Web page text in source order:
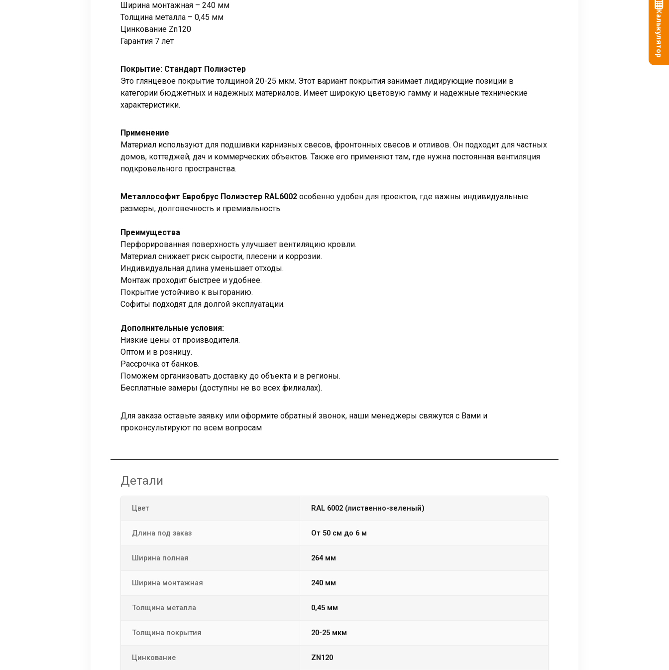
Ширина монтажная – 240 мм
Толщина металла – 0,45 мм
Цинкование Zn120
Гарантия 7 лет
Покрытие: Стандарт Полиэстер
Это глянцевое покрытие толщиной 20-25 мкм. Этот вариант покрытия занимает лидирующие позиции в
категории бюджетных и надежных материалов. Имеет широкую цветовую гамму и надежные технические
характеристики.
Применение
Материал используют для подшивки карнизных свесов, фронтонных свесов и отливов. Он подходит для частных
домов, коттеджей, дач и коммерческих объектов. Также его применяют там, где нужна постоянная вентиляция
подкровельного пространства.
Металлософит Евробрус Полиэстер RAL6002 особенно удобен для проектов, где важны индивидуальные
размеры, долговечность и премиальность.
Преимущества
Перфорированная поверхность улучшает вентиляцию кровли.
Материал снижает риск сырости, плесени и коррозии.
Индивидуальная длина уменьшает отходы.
Монтаж проходит быстрее и удобнее.
Покрытие устойчиво к выгоранию.
Софиты подходят для долгой эксплуатации.
Дополнительные условия:
Низкие цены от производителя.
Оптом и в розницу.
Рассрочка от банков.
Поможем организовать доставку до объекта и в регионы.
Бесплатные замеры (доступны не во всех филиалах).
Для заказа оставьте заявку или оформите обратный звонок, наши менеджеры свяжутся с Вами и
проконсультируют по всем вопросам
Детали
Цвет RAL 6002 (лиственно-зеленый)
Длина под заказ от 50 см до 6 м
Ширина полная 264 мм
Ширина монтажная 240 мм
Толщина металла 0,45 мм
Толщина покрытия 20-25 мкм
Цинкование ZN120
Калькулятор